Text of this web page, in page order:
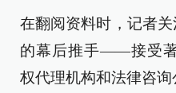
在翻阅资料时，记者
的幕后推手——接受
权代理机构和法律咨询